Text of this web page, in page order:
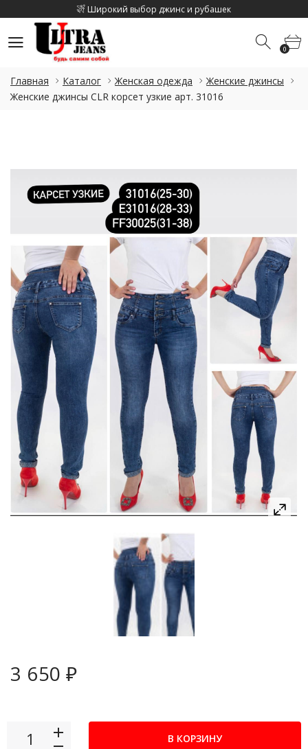
Широкий выбор джинс и рубашек
Скидка на каджый 2 товар 10%
Скидка на летнюю коллекцию до 15%
Скидка на каджый 2 товар 10%
0
Главная Каталог Женская одежда
Женские джинсы
Женские джинсы CLR корсет узкие арт. 31016
3 650 ₽
В КОРЗИНУ